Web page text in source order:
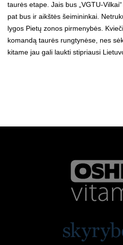
taurės etape. Jais bus „VGTU-
pat bus ir aikštės šeimininkai.
lygos Pietų zonos pirmenybės.
komandą taurės rungtynėse, nes
kitame jau gali laukti stipriausi